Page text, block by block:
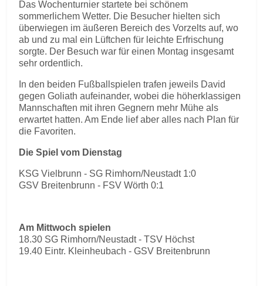
Das Wochenturnier startete bei schönem
sommerlichem Wetter. Die Besucher hielten sich
überwiegen im äußeren Bereich des Vorzelts auf, wo
ab und zu mal ein Lüftchen für leichte Erfrischung
sorgte. Der Besuch war für einen Montag insgesamt
sehr ordentlich.
In den beiden Fußballspielen trafen jeweils David
gegen Goliath aufeinander, wobei die höherklassigen
Mannschaften mit ihren Gegnern mehr Mühe als
erwartet hatten. Am Ende lief aber alles nach Plan für
die Favoriten.
Die Spiel vom Dienstag
KSG Vielbrunn - SG Rimhorn/Neustadt 1:0
GSV Breitenbrunn - FSV Wörth 0:1
Am Mittwoch spielen
18.30 SG Rimhorn/Neustadt - TSV Höchst
19.40 Eintr. Kleinheubach - GSV Breitenbrunn